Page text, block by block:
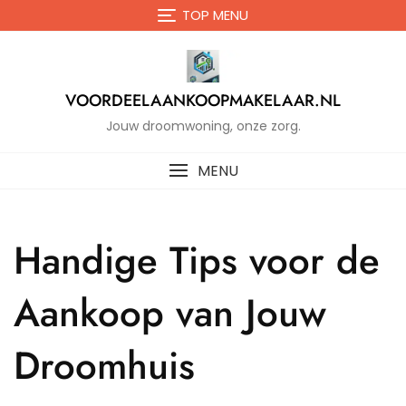
de
TOP MENU
VOORDEELAANKOOPMAKELAAR.NL
Jouw droomwoning, onze zorg.
MENU
Handige Tips voor de
Aankoop van Jouw
Droomhuis